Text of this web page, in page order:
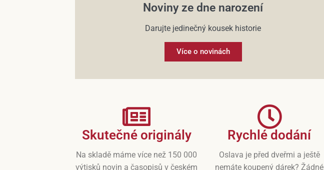
Noviny ze dne narození
Darujte jedinečný kousek historie
Více o novinách
Skutečné originály
Na skladě máme více než 150 000
výtisků novin a časopisů v českém
Rychlé dodání
Oslava je před dveřmi a ještě
nemáte koupený dárek? Žádné